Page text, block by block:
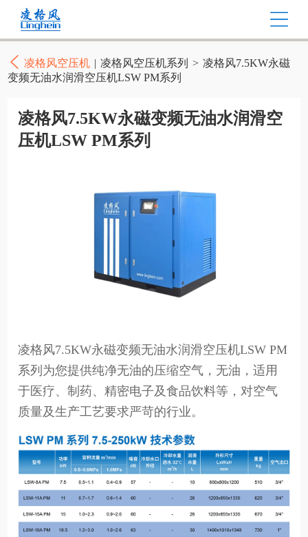
凌格风空压机 | 凌格风空压机系列 > 凌格风7.5KW永磁
变频无油水润滑空压机LSW PM系列
凌格风7.5KW永磁变频无油水润滑空
压机LSW PM系列
凌格风7.5KW永磁变频无油水润滑空压机LSW PM
系列为您提供纯净无油的压缩空气，无油，适用
于医疗、制药、精密电子及食品饮料等，对空气
质量及生产工艺要求严苛的行业。